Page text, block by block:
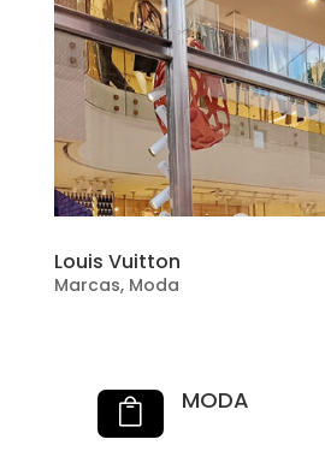
Louis Vuitton
Marcas, Moda
 MODA